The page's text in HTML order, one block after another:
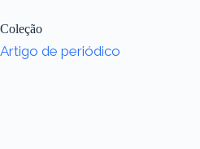
Coleção
Artigo de periódico